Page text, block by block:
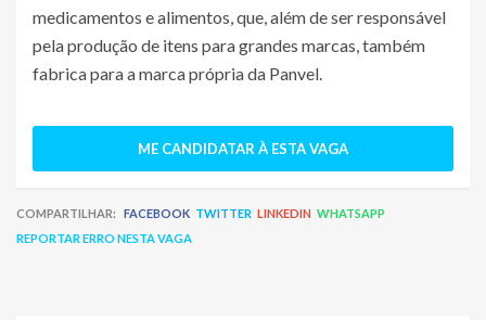
medicamentos e alimentos, que, além de ser responsável
pela produção de itens para grandes marcas, também
fabrica para a marca própria da Panvel.
ME CANDIDATAR À ESTA VAGA
COMPARTILHAR: FACEBOOK TWITTER LINKEDIN WHATSAPP
REPORTAR ERRO NESTA VAGA